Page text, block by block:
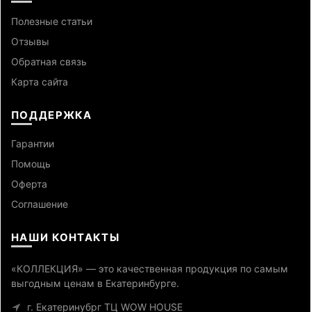
Полезные статьи
Отзывы
Обратная связь
Карта сайта
ПОДДЕРЖКА
Гарантии
Помощь
Оферта
Cоглашение
НАШИ КОНТАКТЫ
«КОЛЛЕКЦИЯ» — это качественная продукция по самым
выгодным ценам в Екатеринбурге.
г. Екатеринубрг ТЦ WOW HOUSE